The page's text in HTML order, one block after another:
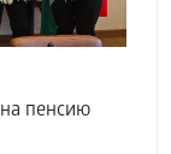
пенсию